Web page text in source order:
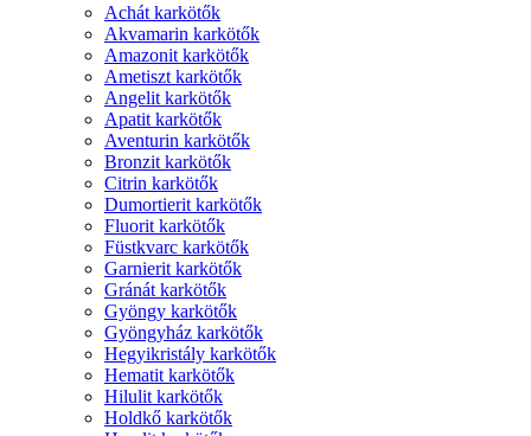
Achát karkötők
Akvamarin karkötők
Amazonit karkötők
Ametiszt karkötők
Angelit karkötők
Apatit karkötők
Aventurin karkötők
Bronzit karkötők
Citrin karkötők
Dumortierit karkötők
Fluorit karkötők
Füstkvarc karkötők
Garnierit karkötők
Gránát karkötők
Gyöngy karkötők
Gyöngyház karkötők
Hegyikristály karkötők
Hematit karkötők
Hilulit karkötők
Holdkő karkötők